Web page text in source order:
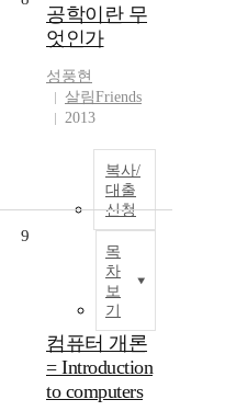
공학이란 무
엇인가
성풍현
살림Friends
2013
복사/
대출
신청
목
차
보
기
9
컴퓨터 개론
= Introduction
to computers